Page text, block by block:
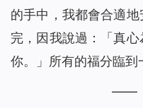
的手中，我都會合適
完，因我說過：「真
你。」所有的福分臨到
——《